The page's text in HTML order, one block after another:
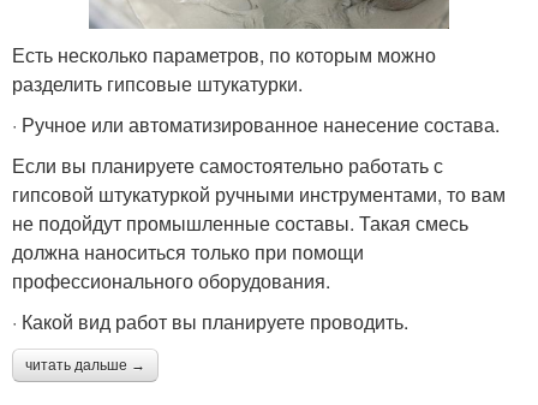
Есть несколько параметров, по которым можно
разделить гипсовые штукатурки.
· Ручное или автоматизированное нанесение состава.
Если вы планируете самостоятельно работать с
гипсовой штукатуркой ручными инструментами, то вам
не подойдут промышленные составы. Такая смесь
должна наноситься только при помощи
профессионального оборудования.
· Какой вид работ вы планируете проводить.
читать дальше →